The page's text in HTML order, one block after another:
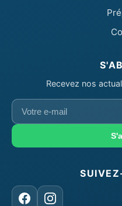
Recevez nos
Votre
e-